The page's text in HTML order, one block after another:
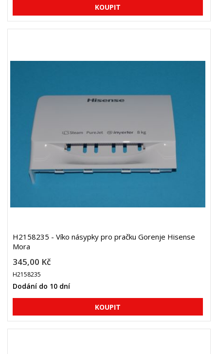
H2158235 - Víko násypky pro pračku Gorenje Hisense
Mora
345,00 Kč
H2158235
Dodání do 10 dní